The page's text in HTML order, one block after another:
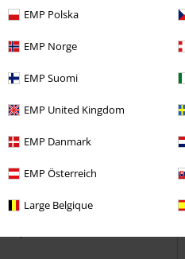
EMP Polska
EMP Norge
EMP Suomi
EMP United Kingdom
EMP Danmark
EMP Österreich
Large Belgique
UVP22,99 €
19,99 €
Ragnarok Amon Amarth